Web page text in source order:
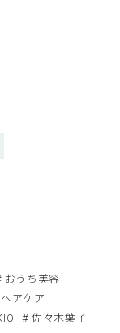
おうち美容
ヘアケア
佐々木葉子